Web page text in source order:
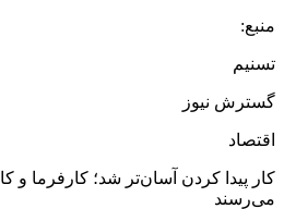
منبع:
تسنیم
گسترش نیوز
اقتصاد
کار پیدا کردن آسان‌تر شد؛ کارفرما و
می‌رسند